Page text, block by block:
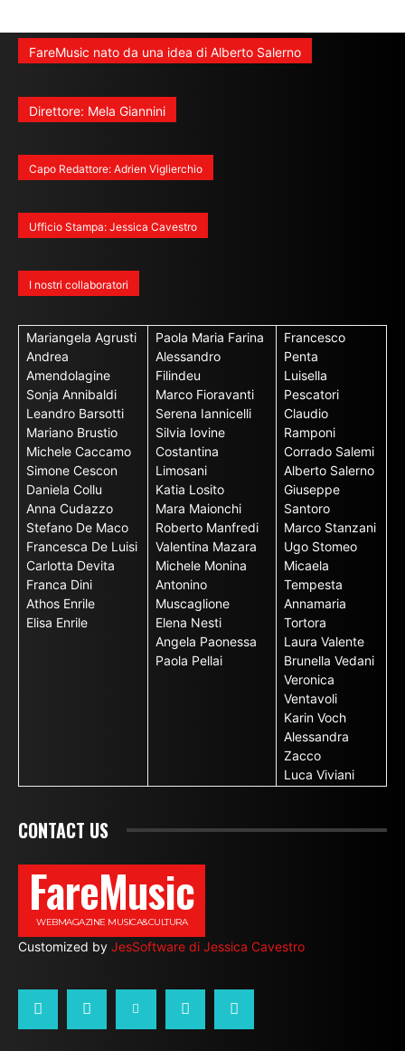
FareMusic nato da una idea di Alberto Salerno
Direttore: Mela Giannini
Capo Redattore: Adrien Viglierchio
Ufficio Stampa: Jessica Cavestro
I nostri collaboratori
Mariangela Agrusti
Andrea
Amendolagine
Sonja Annibaldi
Leandro Barsotti
Mariano Brustio
Michele Caccamo
Simone Cescon
Daniela Collu
Anna Cudazzo
Stefano De Maco
Francesca De Luisi
Carlotta Devita
Franca Dini
Athos Enrile
Elisa Enrile
Paola Maria Farina
Alessandro
Filindeu
Marco Fioravanti
Serena Iannicelli
Silvia Iovine
Costantina
Limosani
Katia Losito
Mara Maionchi
Roberto Manfredi
Valentina Mazara
Michele Monina
Antonino
Muscaglione
Elena Nesti
Angela Paonessa
Paola Pellai
Francesco
Penta
Luisella
Pescatori
Claudio
Ramponi
Corrado Salemi
Alberto Salerno
Giuseppe
Santoro
Marco Stanzani
Ugo Stomeo
Micaela
Tempesta
Annamaria
Tortora
Laura Valente
Brunella Vedani
Veronica
Ventavoli
Karin Voch
Alessandra
Zacco
Luca Viviani
CONTACT US
FareMusic
WEBMAGAZINE MUSICA&CULTURA
Customized by JesSoftware di Jessica Cavestro